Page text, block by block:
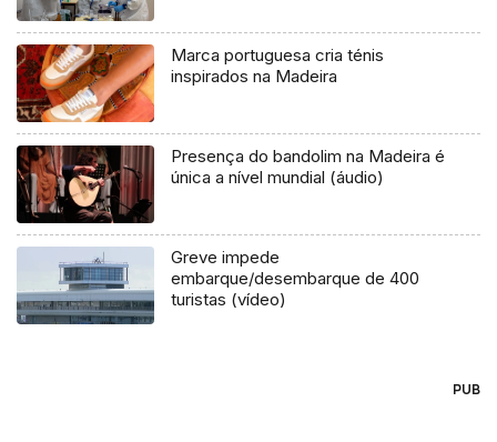
Marca portuguesa cria ténis
inspirados na Madeira
Presença do bandolim na Madeira é
única a nível mundial (áudio)
Greve impede
embarque/desembarque de 400
turistas (vídeo)
PUB